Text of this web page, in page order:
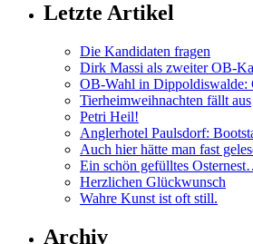
Letzte Artikel
Die Kandidaten fragen
Dirk Massi als zweiter OB-
OB-Wahl in Dippoldiswalde:
Tierheimweihnachten fällt aus
Petri Heil!
Anglerhotel Paulsdorf:
Auch hier hätte man fast
Ein schön gefülltes
Herzlichen Glückwunsch
Wahre Kunst ist oft still.
Archiv